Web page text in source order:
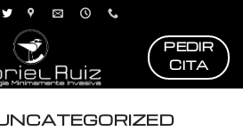
PEDIR
CITA